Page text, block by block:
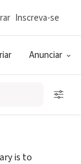
Anunciar
Inscreva-se
is to